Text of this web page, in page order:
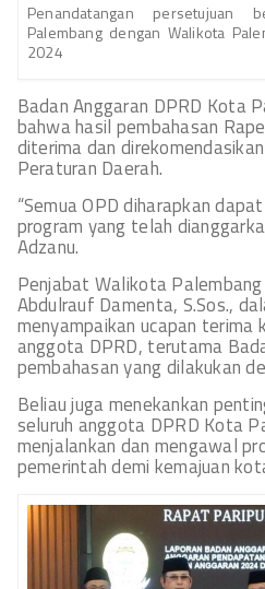
Penandatangan persetujuan
Palembang dengan Walikota
2024
Badan Anggaran DPRD Kota
bahwa hasil pembahasan
diterima dan
Peraturan Daerah.
“Semua OPD diharapkan
program yang telah
Adzanu.
Penjabat Walikota Palembang
Abdulrauf Damenta, S.Sos.,
menyampaikan ucapan terima
anggota DPRD, terutama
pembahasan yang dilakukan
Beliau juga menekankan
seluruh anggota DPRD Kota
menjalankan dan mengawal
pemerintah demi kemajuan